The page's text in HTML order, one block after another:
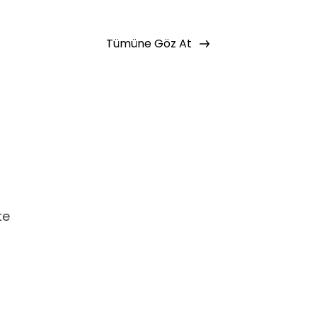
Tümüne Göz At
yöntemleri ile hazırlanmış